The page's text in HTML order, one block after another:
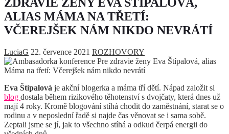
ALIAS MÁMA NA TŘETÍ:
VČEREJŠEK NÁM NIKDO NEVRÁTÍ
LuciaG 22. července 2021 ROZHOVORY
Eva Štípalová je akční blogerka a máma tří dětí. Nápad založit si
blog dostala během rizikového těhotenství s dvojčaty, která dnes už
mají 4 roky. Kromě blogování stíhá chodit do zaměstnání, starat se o
rodinu a v neposlední řadě si najde čas věnovat se i sama sobě.
Zeptali jsme se jí, jak to všechno stíhá a odkud čerpá energii do